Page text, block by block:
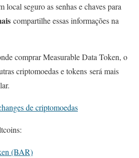
local seguro as senhas e chaves para
compartilhe essas informações na
comprar Measurable Data Token, o
criptomoedas e tokens será mais
de criptomoedas
(BAR)